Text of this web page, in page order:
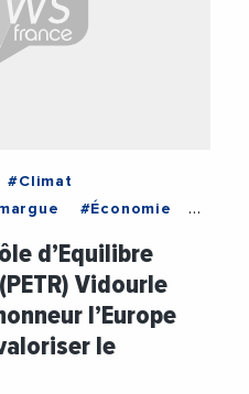
#Climat
#Économie
#Pierre Martinez
#Vidéos
d’Equilibre
Vidourle
l’Europe
le